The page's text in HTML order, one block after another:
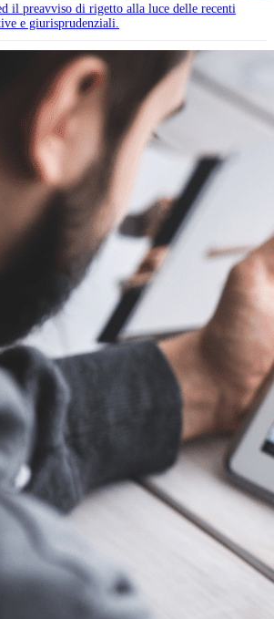
il preavviso di rigetto alla luce delle recenti
e giurisprudenziali.